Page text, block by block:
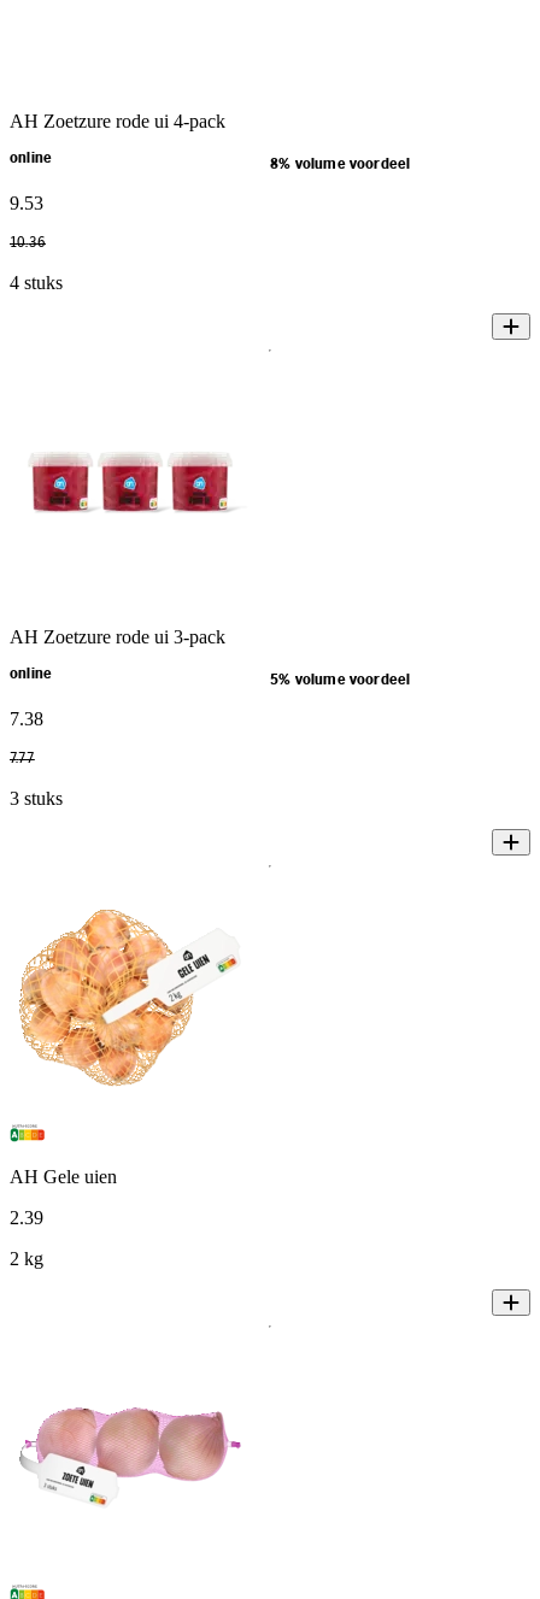
AH Zoetzure rode ui 4-pack
online 8% volume voordeel
9.53
10.36
4 stuks
AH Zoetzure rode ui 3-pack
online 5% volume voordeel
7.38
7.77
3 stuks
AH Gele uien
2.39
2 kg